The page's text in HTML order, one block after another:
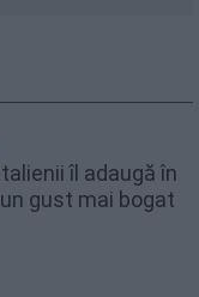
îl adaugă în
gust mai bogat